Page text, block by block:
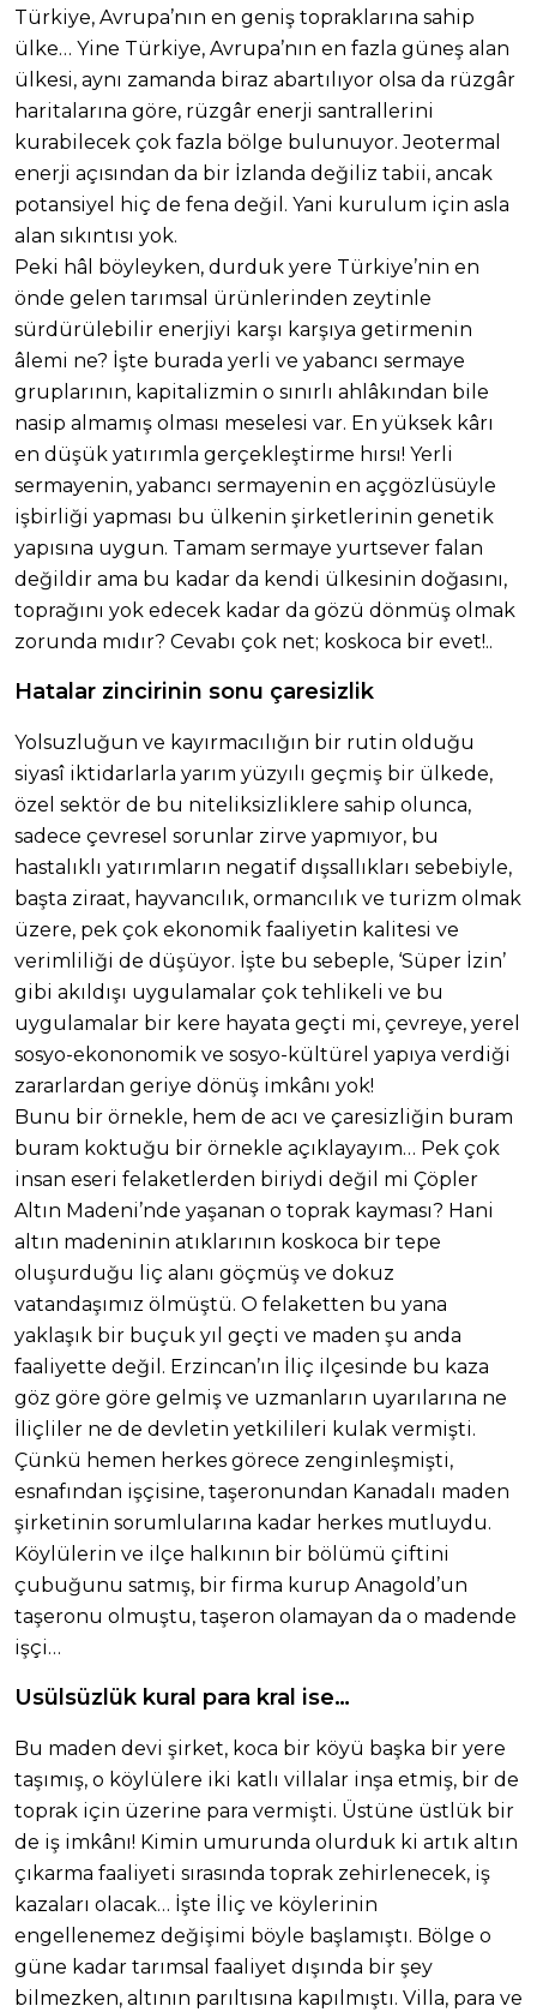
Türkiye, Avrupa’nın en geniş topraklarına sahip
ülke… Yine Türkiye, Avrupa’nın en fazla güneş alan
ülkesi, aynı zamanda biraz abartılıyor olsa da rüzgâr
haritalarına göre, rüzgâr enerji santrallerini
kurabilecek çok fazla bölge bulunuyor. Jeotermal
enerji açısından da bir İzlanda değiliz tabii, ancak
potansiyel hiç de fena değil. Yani kurulum için asla
alan sıkıntısı yok.
Peki hâl böyleyken, durduk yere Türkiye’nin en
önde gelen tarımsal ürünlerinden zeytinle
sürdürülebilir enerjiyi karşı karşıya getirmenin
âlemi ne? İşte burada yerli ve yabancı sermaye
gruplarının, kapitalizmin o sınırlı ahlâkından bile
nasip almamış olması meselesi var. En yüksek kârı
en düşük yatırımla gerçekleştirme hırsı! Yerli
sermayenin, yabancı sermayenin en açgözlüsüyle
işbirliği yapması bu ülkenin şirketlerinin genetik
yapısına uygun. Tamam sermaye yurtsever falan
değildir ama bu kadar da kendi ülkesinin doğasını,
toprağını yok edecek kadar da gözü dönmüş olmak
zorunda mıdır? Cevabı çok net; koskoca bir evet!..
Hatalar zincirinin sonu çaresizlik
Yolsuzluğun ve kayırmacılığın bir rutin olduğu
siyasî iktidarlarla yarım yüzyılı geçmiş bir ülkede,
özel sektör de bu niteliksizliklere sahip olunca,
sadece çevresel sorunlar zirve yapmıyor, bu
hastalıklı yatırımların negatif dışsallıkları sebebiyle,
başta ziraat, hayvancılık, ormancılık ve turizm olmak
üzere, pek çok ekonomik faaliyetin kalitesi ve
verimliliği de düşüyor. İşte bu sebeple, ‘Süper İzin’
gibi akıldışı uygulamalar çok tehlikeli ve bu
uygulamalar bir kere hayata geçti mi, çevreye, yerel
sosyo-ekononomik ve sosyo-kültürel yapıya verdiği
zararlardan geriye dönüş imkânı yok!
Bunu bir örnekle, hem de acı ve çaresizliğin buram
buram koktuğu bir örnekle açıklayayım… Pek çok
insan eseri felaketlerden biriydi değil mi Çöpler
Altın Madeni’nde yaşanan o toprak kayması? Hani
altın madeninin atıklarının koskoca bir tepe
oluşurduğu liç alanı göçmüş ve dokuz
vatandaşımız ölmüştü. O felaketten bu yana
yaklaşık bir buçuk yıl geçti ve maden şu anda
faaliyette değil. Erzincan’ın İliç ilçesinde bu kaza
göz göre göre gelmiş ve uzmanların uyarılarına ne
İliçliler ne de devletin yetkilileri kulak vermişti.
Çünkü hemen herkes görece zenginleşmişti,
esnafından işçisine, taşeronundan Kanadalı maden
şirketinin sorumlularına kadar herkes mutluydu.
Köylülerin ve ilçe halkının bir bölümü çiftini
çubuğunu satmış, bir firma kurup Anagold’un
taşeronu olmuştu, taşeron olamayan da o madende
işçi…
Usülsüzlük kural para kral ise…
Bu maden devi şirket, koca bir köyü başka bir yere
taşımış, o köylülere iki katlı villalar inşa etmiş, bir de
toprak için üzerine para vermişti. Üstüne üstlük bir
de iş imkânı! Kimin umurunda olurduk ki artık altın
çıkarma faaliyeti sırasında toprak zehirlenecek, iş
kazaları olacak… İşte İliç ve köylerinin
engellenemez değişimi böyle başlamıştı. Bölge o
güne kadar tarımsal faaliyet dışında bir şey
bilmezken, altının parıltısına kapılmıştı. Villa, para ve